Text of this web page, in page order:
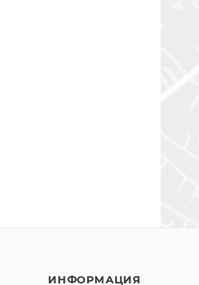
ИНФОРМАЦИЯ